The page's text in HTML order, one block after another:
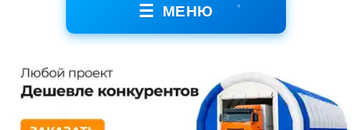
☰ МЕНЮ